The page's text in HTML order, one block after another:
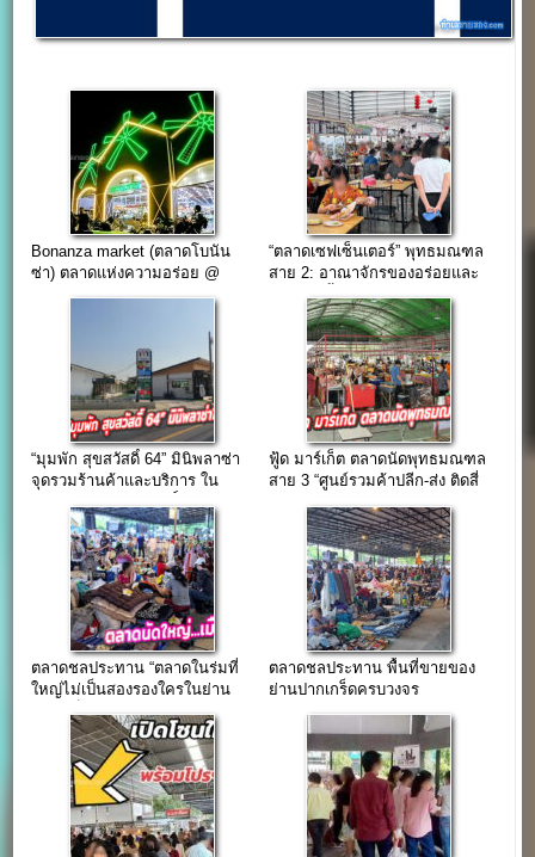
Bonanza market (ตลาดโบนัน
ซ่า) ตลาดแห่งความอร่อย @
“ตลาดเซฟเซ็นเตอร์” พุทธมณฑล
สาย 2: อาณาจักรของอร่อยและ
การช้อปปิ้งที่ครบเครื่องที่สุดใน
ย่านฝั่งธนฯ(เปิดรับร้านค้าเพิ่ม
แล้ววันนี้)
“มุมพัก สุขสวัสดิ์ 64” มินิพลาซ่า
จุดรวมร้านค้าและบริการ ใน
ฟู้ด มาร์เก็ต ตลาดนัดพุทธมณฑล
สาย 3 “ศูนย์รวมค้าปลีก-ส่ง ติดสี่
ตลาดชลประทาน “ตลาดในร่มที่
ใหญ่ไม่เป็นสองรองใครในย่าน
ตลาดชลประทาน พื้นที่ขายของ
ย่านปากเกร็ดครบวงจร